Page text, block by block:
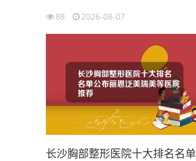
88 2026-08-07
长沙胸部整形医院十大排名名单